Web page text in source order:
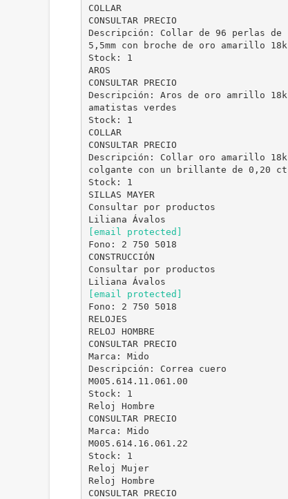
COLLAR
CONSULTAR PRECIO
Descripción: Collar de 96 perlas de
5,5mm con broche de oro amarillo 18k
Stock: 1
AROS
CONSULTAR PRECIO
Descripción: Aros de oro amrillo 18k
amatistas verdes
Stock: 1
COLLAR
CONSULTAR PRECIO
Descripción: Collar oro amarillo 18k
colgante con un brillante de 0,20
Stock: 1
SILLAS MAYER
Consultar por productos
[email protected]
Fono: 2 750 5018
CONSTRUCCIÓN
Consultar por productos
[email protected]
Fono: 2 750 5018
RELOJES
RELOJ HOMBRE
CONSULTAR PRECIO
Marca: Mido
Descripción: Correa cuero
M005.614.11.061.00
Stock: 1
Reloj Hombre
CONSULTAR PRECIO
Marca: Mido
M005.614.16.061.22
Stock: 1
Reloj Mujer
Reloj Hombre
CONSULTAR PRECIO